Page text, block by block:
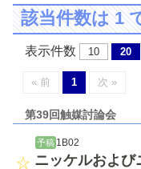
該当件数は 1
表示件数 10 20
« 前 1 次 »
第39回触媒討論会
予稿 1B02
ニッケルおよび